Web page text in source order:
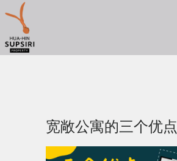
content
宽敞公寓的三个优点